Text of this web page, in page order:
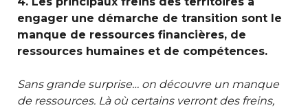
engager une démarche de transition sont le
manque de ressources financières, de
ressources humaines et de compétences.
Sans grande surprise… on découvre un manque
de ressources. Là où certains verront des freins,